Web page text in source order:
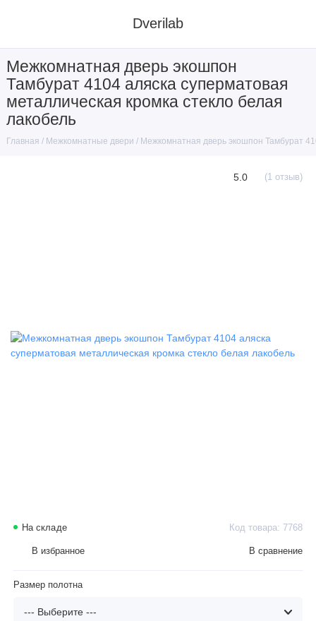
Dverilab
Межкомнатная дверь экошпон
Тамбурат 4104 аляска суперматовая
металлическая кромка стекло белая
лакобель
Главная Межкомнатные двери Межкомнатная дверь экошпон Тамбурат
5.0 (1 отзыв)
На складе Код товара: 7768
В избранное В сравнение
Размер полотна